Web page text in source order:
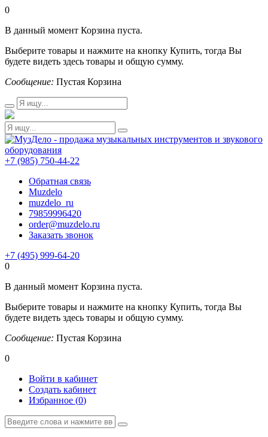
0
В данный момент Корзина пуста.
Выберите товары и нажмите на кнопку Купить, тогда Вы
будете видеть здесь товары и общую сумму.
Сообщение: Пустая Корзина
+7 (985) 750-44-22
Обратная связь
Muzdelo
muzdelo_ru
79859996420
order@muzdelo.ru
Заказать звонок
+7 (495) 999-64-20
0
В данный момент Корзина пуста.
Выберите товары и нажмите на кнопку Купить, тогда Вы
будете видеть здесь товары и общую сумму.
Сообщение: Пустая Корзина
0
Войти в кабинет
Создать кабинет
Избранное (0)